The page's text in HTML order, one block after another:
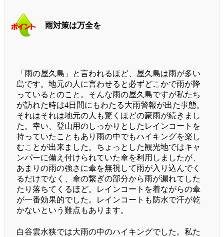
雨対策は万全を
「雨の屋久島」と言われるほど、屋久島は雨が多い
島です。地元の人に言わせると必ずどこかで雨が降
っているとのこと。そんな雨の屋久島ですが私たち
が訪れた時は4日間にもわたる大雨警報が出た事態。
それはそれは地元の人も驚くほどの豪雨が続きまし
た。幸い、登山用のしっかりとしたレインコートを
持っていたこともあり雨の中でもハイキングを楽し
むことが出来ました。ちょっとした観光地ではキャ
ンパーに備え付けられていた傘を利用しましたが、
あまりの雨の強さに傘を無視して雨が入り込んでく
るだけでなく、傘の繋ぎの部分から雨が漏れてした
たり落ちてくるほど。レインコートを着ながらの傘
が一番効果的でした。レインコートも防水で汗が乾
かないという難点もあります。
白谷雲水狭では大雨の中のハイキングでした。私た